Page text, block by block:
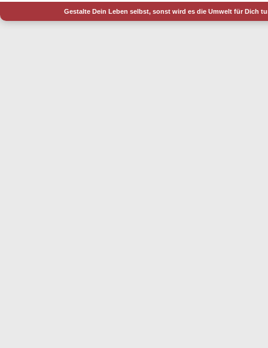
Gestalte Dein Leben selbst, sonst wird es die Umwelt für Dich